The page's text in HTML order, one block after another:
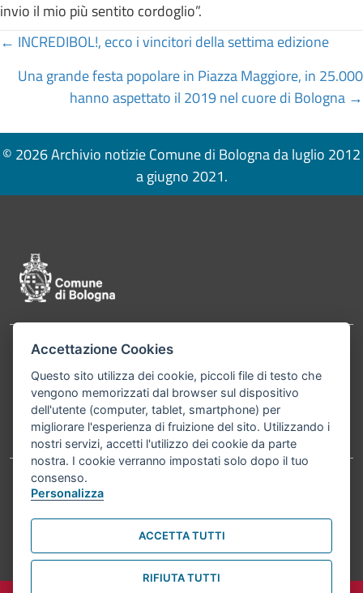
invio il mio più sentito cordoglio”.
Posts
navigation
← INCREDIBOL!, ecco i vincitori della settima edizione
Una grande festa popolare in Piazza Maggiore, in 25.000
hanno aspettato il 2019 nel cuore di Bologna →
© 2026 Archivio notizie Comune di Bologna da luglio 2012
a giugno 2021.
Contatti
Bologna P.Iva 01232710374 Cod. IBAN: IT 88 R
02008 02435 000020067156
Telefono:051203040
Accessibilità Carta dei valori
Informativa sul trattamento dei dati personali Note legali
© Comune di Bologna 2026. Tutti i diritti riservati.
Accettazione Cookies
Questo sito utilizza dei cookie, piccoli file di testo che
vengono memorizzati dal browser sul dispositivo
dell'utente (computer, tablet, smartphone) per
migliorare l'esperienza di fruizione del sito. Utilizzando i
nostri servizi, accetti l'utilizzo dei cookie da parte
nostra. I cookie verranno impostati solo dopo il tuo
consenso.
Personalizza
ACCETTA TUTTI
RIFIUTA TUTTI